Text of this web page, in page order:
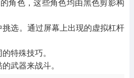
角色，这些角色均由黑色剪影构
选。通过屏幕上出现的虚拟杠杆
特殊技巧。
武器来战斗。